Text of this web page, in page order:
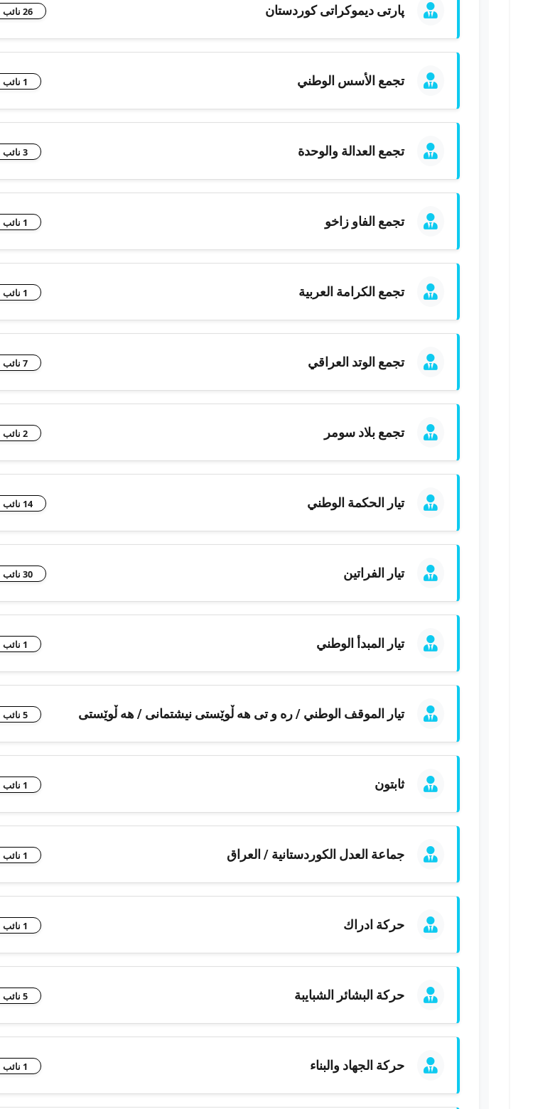
پارتی ديموكراتی كوردستان 26 نائب
تجمع الأسس الوطني 1 نائب
تجمع العدالة والوحدة 3 نائب
تجمع الفاو زاخو 1 نائب
تجمع الكرامة العربية 1 نائب
تجمع الوتد العراقي 7 نائب
تجمع بلاد سومر 2 نائب
تيار الحكمة الوطني 14 نائب
تيار الفراتين 30 نائب
تيار المبدأ الوطني 1 نائب
تيار الموقف الوطني / ره و تى هه ڵوێستی نيشتمانی / هه ڵوێستی 5 نائب
ثابتون 1 نائب
جماعة العدل الكوردستانية / العراق 1 نائب
حركة ادراك 1 نائب
حركة البشائر الشبايبة 5 نائب
حركة الجهاد والبناء 1 نائب